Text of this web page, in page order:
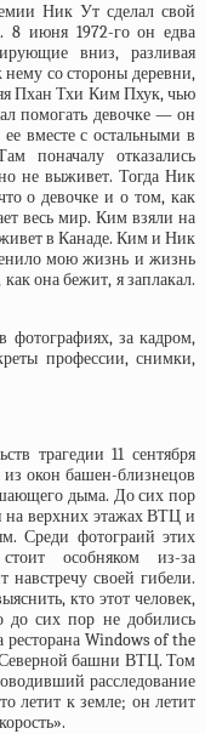
Ник Ут сделал свой
8 июня 1972-го он едва
вниз, разливая
со стороны деревни,
Пхан Тхи Ким Пхук, чью
помогать девочке — он
вместе с остальными в
поначалу отказались
не выживет. Тогда Ник
о девочке и о том, как
весь мир. Ким взяли на
живет в Канаде. Ким и Ник
мою жизнь и жизнь
она бежит, я заплакал.
трагедии 11 сентября
окон башен-близнецов
дыма. До сих пор
на верхних этажах ВТЦ и
Среди фотограий этих
особняком из-за
навстречу своей гибели.
кто этот человек,
сих пор не добились
ресторана Windows of the
Северной башни ВТЦ. Том
расследование
летит к земле; он летит